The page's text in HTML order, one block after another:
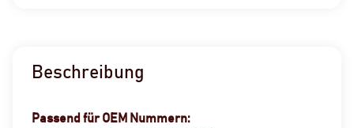
Beschreibung
Passend für OEM Nummern: